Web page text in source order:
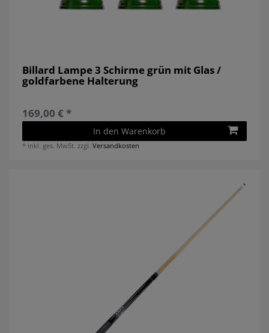
Billard Lampe 3 Schirme grün mit Glas /
goldfarbene Halterung
169,00 € *
In den Warenkorb
* inkl. ges. MwSt. zzgl.Versandkosten